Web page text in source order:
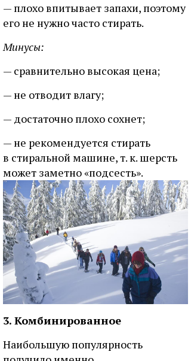
— плохо впитывает запахи, поэтому
его не нужно часто стирать.
Минусы:
— сравнительно высокая цена;
— не отводит влагу;
— достаточно плохо сохнет;
— не рекомендуется стирать
в стиральной машине, т. к. шерсть
может заметно «подсесть».
3. Комбинированное
Наибольшую популярность